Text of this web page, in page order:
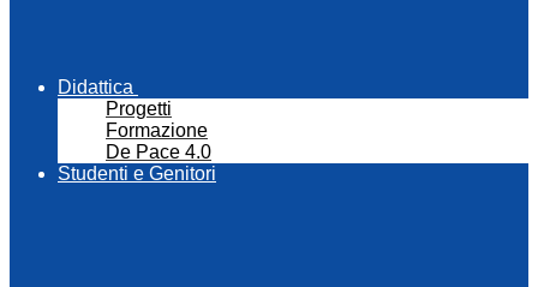
Didattica
Progetti
Formazione
De Pace 4.0
Studenti e Genitori